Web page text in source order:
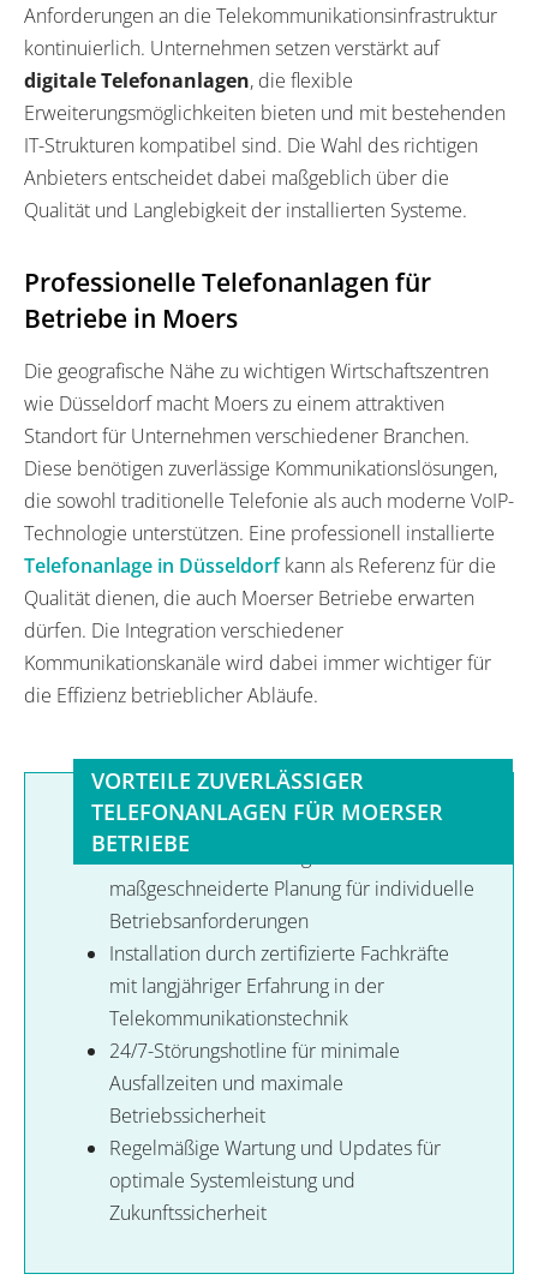
Anforderungen an die Telekommunikationsinfrastruktur
kontinuierlich. Unternehmen setzen verstärkt auf
digitale Telefonanlagen, die flexible
Erweiterungsmöglichkeiten bieten und mit bestehenden
IT-Strukturen kompatibel sind. Die Wahl des richtigen
Anbieters entscheidet dabei maßgeblich über die
Qualität und Langlebigkeit der installierten Systeme.
Professionelle Telefonanlagen für
Betriebe in Moers
Die geografische Nähe zu wichtigen Wirtschaftszentren
wie Düsseldorf macht Moers zu einem attraktiven
Standort für Unternehmen verschiedener Branchen.
Diese benötigen zuverlässige Kommunikationslösungen,
die sowohl traditionelle Telefonie als auch moderne VoIP-
Technologie unterstützen. Eine professionell installierte
Telefonanlage in Düsseldorfkann als Referenz für die
Qualität dienen, die auch Moerser Betriebe erwarten
dürfen. Die Integration verschiedener
Kommunikationskanäle wird dabei immer wichtiger für
die Effizienz betrieblicher Abläufe.
VORTEILE ZUVERLÄSSIGER
TELEFONANLAGEN FÜR MOERSER
BETRIEBE
Professionelle Beratung und
maßgeschneiderte Planung für individuelle
Betriebsanforderungen
Installation durch zertifizierte Fachkräfte
mit langjähriger Erfahrung in der
Telekommunikationstechnik
24/7-Störungshotline für minimale
Ausfallzeiten und maximale
Betriebssicherheit
Regelmäßige Wartung und Updates für
optimale Systemleistung und
Zukunftssicherheit